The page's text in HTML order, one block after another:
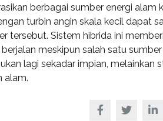
berbagai sumber energi alam
turbin angin skala kecil dapat
tersebut. Sistem hibrida ini
meskipun salah satu sumber
lagi sekadar impian, melainkan
alam.